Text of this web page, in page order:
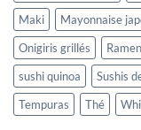
Maki
Mayonnaise
Onigiris grillés
Ramen
sushi quinoa
Sushis
Tempuras
Thé